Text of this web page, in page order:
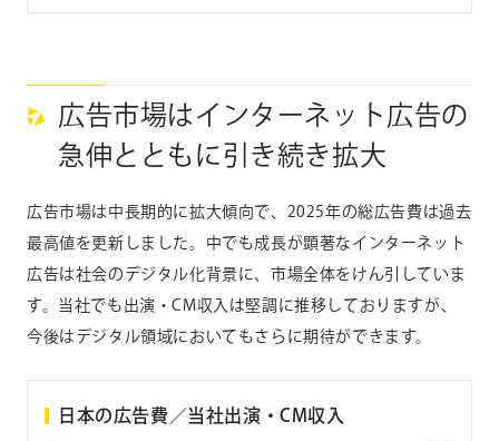
広告市場はインターネット広告の
急伸とともに引き続き拡大
広告市場は中長期的に拡大傾向で、2025年の総広告費は過去
最高値を更新しました。中でも成長が顕著なインターネット
広告は社会のデジタル化背景に、市場全体をけん引していま
す。当社でも出演・CM収入は堅調に推移しておりますが、
今後はデジタル領域においてもさらに期待ができます。
日本の広告費／当社出演・CM収入